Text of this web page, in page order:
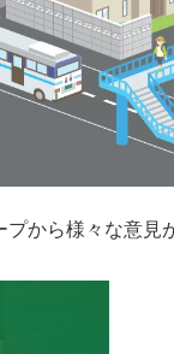
から様々な意見